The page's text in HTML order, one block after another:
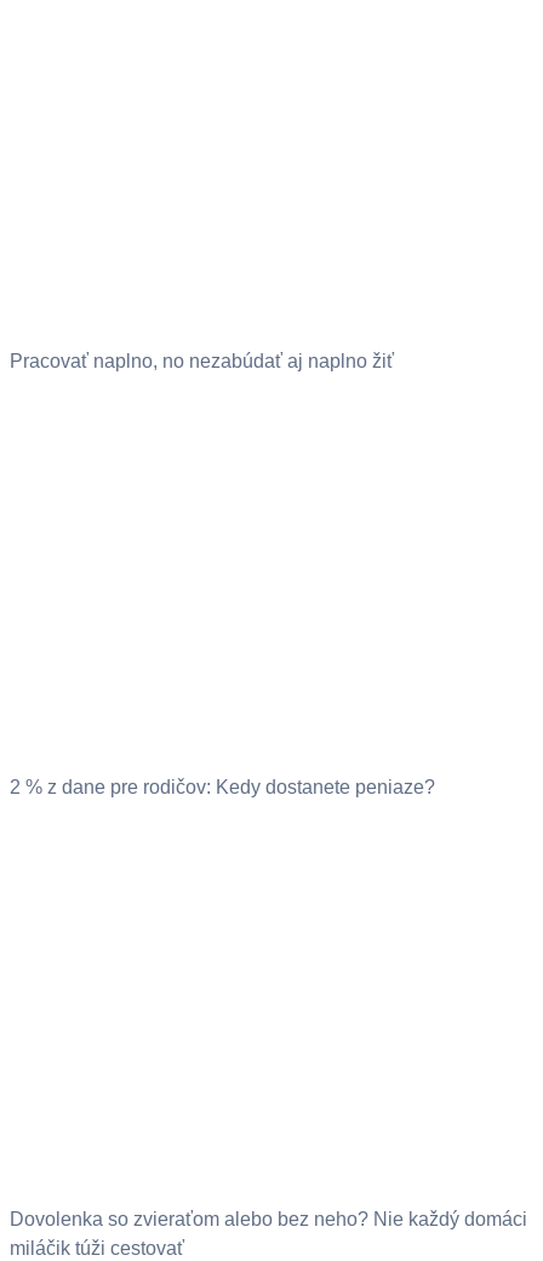
Pracovať naplno, no nezabúdať aj naplno žiť
2 % z dane pre rodičov: Kedy dostanete peniaze?
Dovolenka so zvieraťom alebo bez neho? Nie každý domáci
miláčik túži cestovať